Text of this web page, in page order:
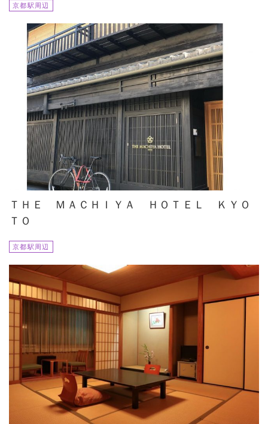
京都駅周辺
ＴＨＥ ＭＡＣＨＩＹＡ ＨＯＴＥＬ ＫＹＯ
ＴＯ
京都駅周辺